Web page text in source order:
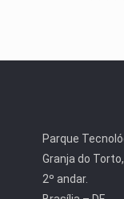
Parque
Granja do
2º andar.